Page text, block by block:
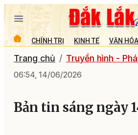
CHÍNH TRỊ KINH TẾ VĂN
Trang chủ Truyền hình -
06:54, 14/06/2026
Bản tin sáng ngày